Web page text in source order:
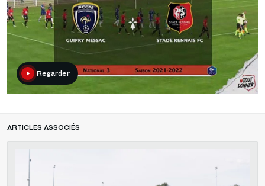
Regarder
ARTICLES ASSOCIÉS